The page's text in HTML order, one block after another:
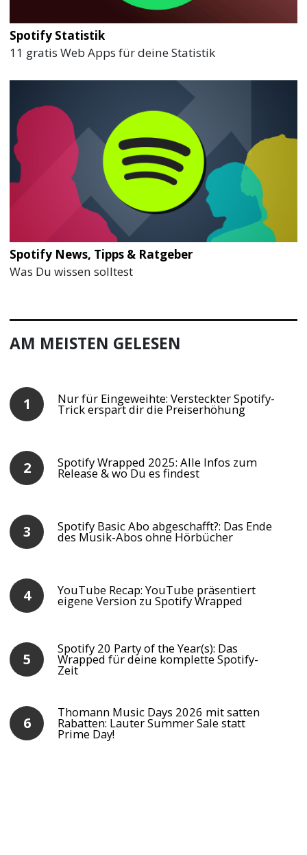
Spotify Statistik
11 gratis Web Apps für deine Statistik
Spotify News, Tipps & Ratgeber
Was Du wissen solltest
AM MEISTEN GELESEN
Nur für Eingeweihte: Versteckter Spotify-
Trick erspart dir die Preiserhöhung
Spotify Wrapped 2025: Alle Infos zum
Release & wo Du es findest
Spotify Basic Abo abgeschafft?: Das Ende
des Musik-Abos ohne Hörbücher
YouTube Recap: YouTube präsentiert
eigene Version zu Spotify Wrapped
Spotify 20 Party of the Year(s): Das
Wrapped für deine komplette Spotify-
Zeit
Thomann Music Days 2026 mit satten
Rabatten: Lauter Summer Sale statt
Prime Day!